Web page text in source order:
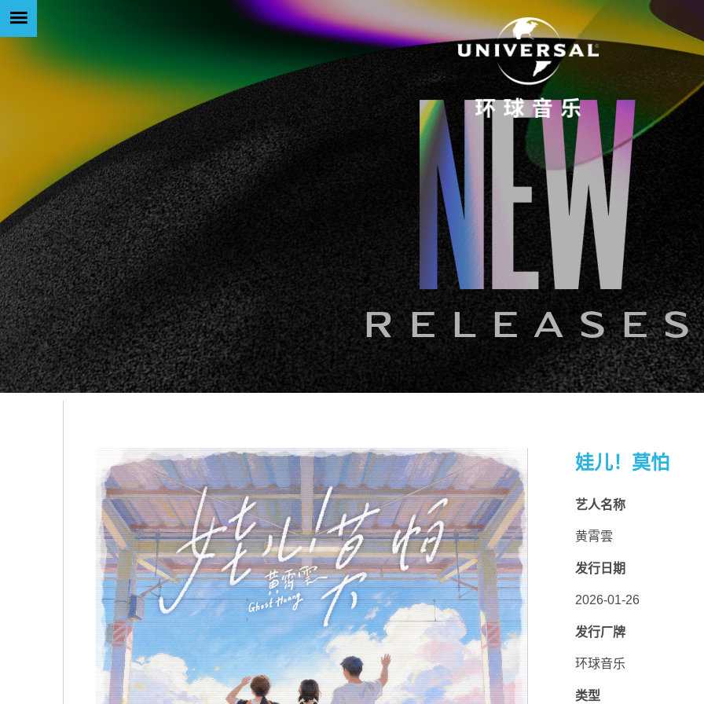
娃儿！莫怕
艺人名称
黄霄雲
发行日期
2026-01-26
发行厂牌
环球音乐
类型
扫码关注@环球音乐集团微博
扫码关注环球音乐集团微信公众号